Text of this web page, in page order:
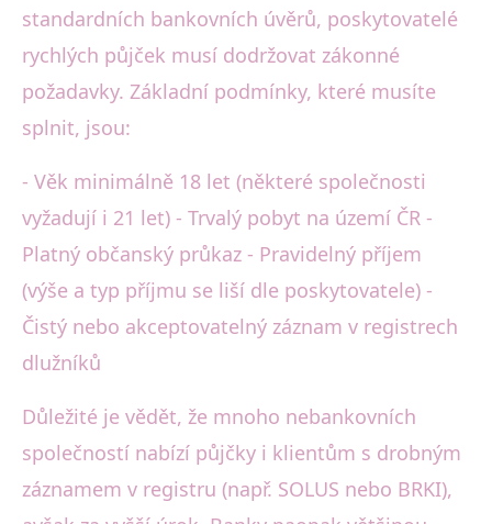
standardních bankovních úvěrů, poskytovatelé
rychlých půjček musí dodržovat zákonné
požadavky. Základní podmínky, které musíte
splnit, jsou:
- Věk minimálně 18 let (některé společnosti
vyžadují i 21 let) - Trvalý pobyt na území ČR -
Platný občanský průkaz - Pravidelný příjem
(výše a typ příjmu se liší dle poskytovatele) -
Čistý nebo akceptovatelný záznam v registrech
dlužníků
Důležité je vědět, že mnoho nebankovních
společností nabízí půjčky i klientům s drobným
záznamem v registru (např. SOLUS nebo BRKI),